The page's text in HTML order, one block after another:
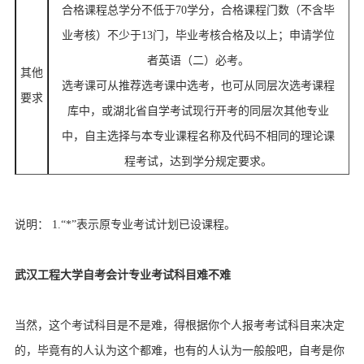
其他
要求
合格课程总学分不低于70学分，合格课程门数（不含毕
业考核）不少于13门，毕业考核合格及以上；申请学位
者英语（二）必考。
选考课可从推荐选考课中选考，也可从同层次选考课程
库中，或湖北省自学考试现行开考的同层次其他专业
中，自主选择与本专业课程名称及代码不相同的理论课
程考试，达到学分规定要求。
说明： 1.“*”表示原专业考试计划已设课程。
武汉工程大学自考会计专业考试科目难不难
当然，这个考试科目是不是难，得根据你个人报考考试科目来决定
的，毕竟有的人认为这个都难，也有的人认为一般般吧，自考是你